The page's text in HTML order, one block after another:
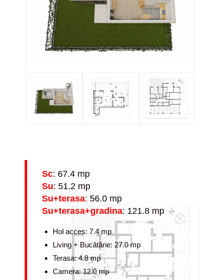
Sc: 67.4 mp
Su: 51.2 mp
Su+terasa: 56.0 mp
Su+terasa+gradina: 121.8 mp
Hol acces: 7.4 mp
Living + Bucătărie: 27.0 mp
Terasa: 4.8 mp
Camera: 12.0 mp